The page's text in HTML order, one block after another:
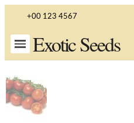
+00 123 4567
Exotic Seeds